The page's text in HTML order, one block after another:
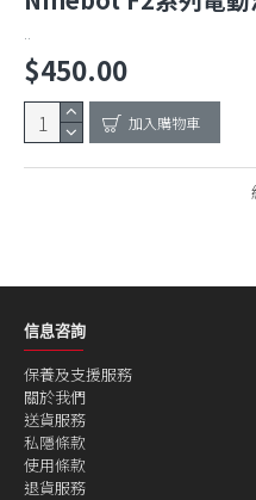
..
$450.00
加入購物車
信息咨詢
保養及支援服務
關於我們
送貨服務
私隱條款
使用條款
退貨服務